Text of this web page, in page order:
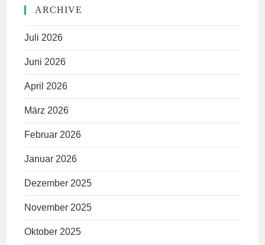
ARCHIVE
Juli 2026
Juni 2026
April 2026
März 2026
Februar 2026
Januar 2026
Dezember 2025
November 2025
Oktober 2025